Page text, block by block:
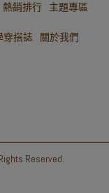
熱銷排行 主題專區
穿搭誌 關於我們
Reserved.